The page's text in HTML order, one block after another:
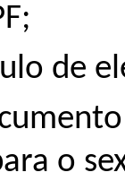
de
o